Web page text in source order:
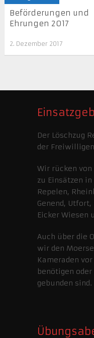
Beförderungen und
Ehrungen 2017
2. Dezember 2017
Der Löschzug
der
Wir rücken
zu Einsätzen
Repelen,
Genend,
Eicker Wiesen
Auch über die
wir den
Kameraden
benötigen
gebunden sind.